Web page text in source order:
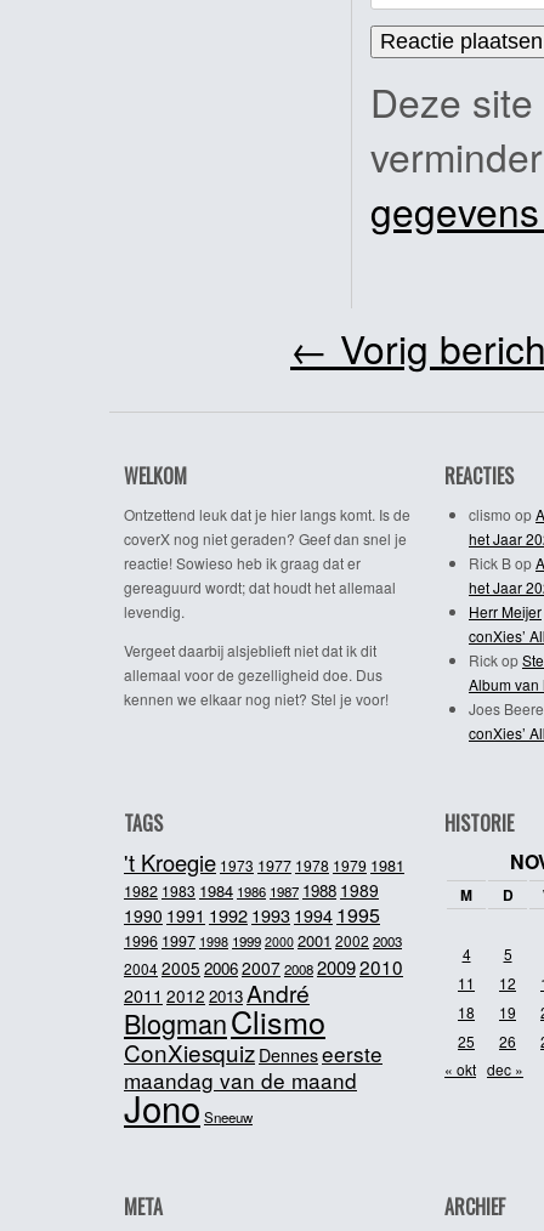
Deze
← Vorig
WELKOM
Ontzettend leuk dat je hier langs komt. Is de
coverX nog niet geraden? Geef dan snel je
reactie! Sowieso heb ik graag dat er
gereaguurd wordt; dat houdt het allemaal
levendig.
Vergeet daarbij alsjeblieft niet dat ik dit
allemaal voor de gezelligheid doe. Dus
kennen we elkaar nog niet? Stel je voor!
REACTIES
clismo op
het Jaar
Rick Bop
het Jaar
Herr Meijer
conXies’
Rickop
Album van
Joes
conXies’
TAGS
't Kroegie 1973 1977 1978 1979 1981
1982 1983 1984 1986 1987 1988 1989
1990 1991 19921993 1994 1995
1996 1997 1998 1999 2000 2001 2002 2003
20042005 20062007200820092010
2011 2012 2013André
BlogmanClismo
ConXiesquiz Denneseerste
maandag van de maand
JonoSneeuw
HISTORIE
M D
4
5
11
12
18
19
25
26
« okt dec »
META ARCHIEF